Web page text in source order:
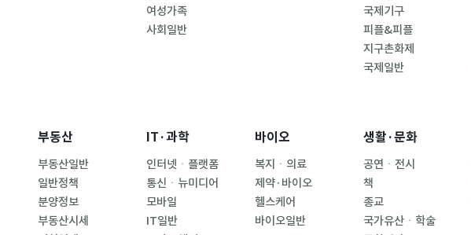
여성가족
사회일반
국제기구
피플&피플
지구촌화제
국제일반
부동산
부동산일반
일반정책
분양정보
부동산시세
IT·과학
인터넷ㆍ플랫폼
통신ㆍ뉴미디어
모바일
IT일반
바이오
복지ㆍ의료
제약·바이오
헬스케어
바이오일반
생활·문화
공연ㆍ전시
책
종교
국가유산ㆍ학술